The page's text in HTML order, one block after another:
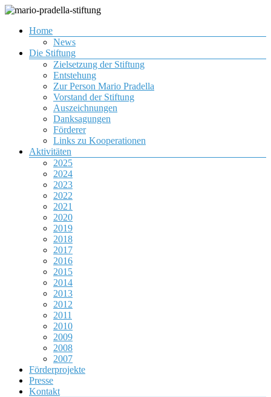
Zum
springen
mario-pradella-stiftung
Gemeinnützige Organisation zur Förderung von Jugendlichen
Menü
Home
News
Die Stiftung
Zielsetzung der Stiftung
Entstehung
Zur Person Mario Pradella
Vorstand der Stiftung
Auszeichnungen
Danksagungen
Förderer
Links zu Kooperationen
Aktivitäten
2025
2024
2023
2022
2021
2020
2019
2018
2017
2016
2015
2014
2013
2012
2011
2010
2009
2008
2007
Förderprojekte
Presse
Kontakt